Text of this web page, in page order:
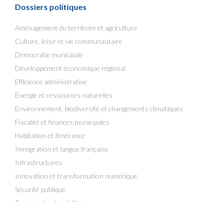
Dossiers politiques
Aménagement du territoire et agriculture
Culture, loisir et vie communautaire
Démocratie municipale
Développement économique régional
Efficience administrative
Énergie et ressources naturelles
Environnement, biodiversité et changements climatiques
Fiscalité et finances municipales
Habitation et itinérance
Immigration et langue française
Infrastructures
Innovation et transformation numérique
Sécurité publique